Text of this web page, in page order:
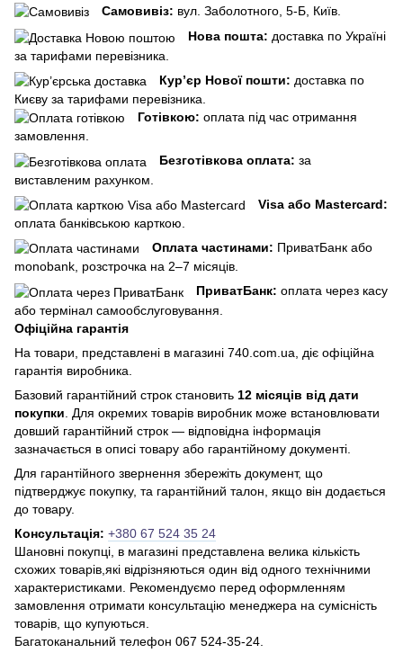
Самовивіз: вул. Заболотного, 5-Б, Київ.
Нова пошта: доставка по Україні
за тарифами перевізника.
Кур’єр Нової пошти: доставка по
Києву за тарифами перевізника.
Готівкою: оплата під час отримання
замовлення.
Безготівкова оплата: за
виставленим рахунком.
Visa або Mastercard:
оплата банківською карткою.
Оплата частинами: ПриватБанк або
monobank, розстрочка на 2–7 місяців.
ПриватБанк: оплата через касу
або термінал самообслуговування.
Офіційна гарантія
На товари, представлені в магазині 740.com.ua, діє офіційна
гарантія виробника.
Базовий гарантійний строк становить 12 місяців від дати
покупки . Для окремих товарів виробник може встановлювати
довший гарантійний строк — відповідна інформація
зазначається в описі товару або гарантійному документі.
Для гарантійного звернення збережіть документ, що
підтверджує покупку, та гарантійний талон, якщо він додається
до товару.
Консультація: +380 67 524 35 24
Шановні покупці, в магазині представлена ​​велика кількість
схожих товарів,які відрізняються один від одного технічними
характеристиками. Рекомендуємо перед оформленням
замовлення отримати консультацію менеджера на сумісність
товарів, що купуються.
Багатоканальний телефон 067 524-35-24.